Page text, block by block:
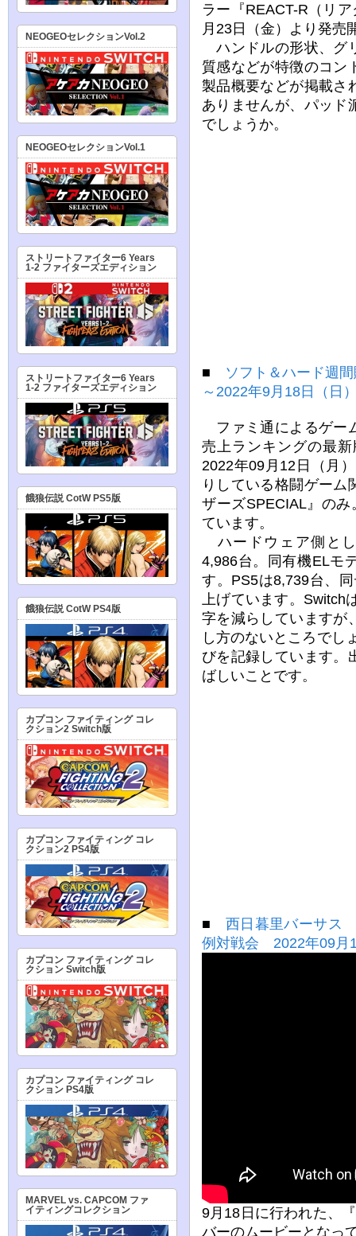
ラー『REACT-R（リ
月23日（金）より発売
ハンドルの形状、グ
質感などが特徴のコン
製品概要などが掲載さ
ありませんが、パッド
でしょうか。
■ ソフト＆ハード週
～2022年9月18日（日
ファミ通によるゲー
売上ランキングの最
2022年09月12日（月
りしている格闘ゲーム
ザーズSPECIAL』の
ています。
ハードウェア側と
4,986台。同有機ELモ
す。PS5は8,739台、
上げています。
字を減らしていますが
し方のないところでし
びを記録しています。
ばしいことです。
■ 西日暮里バーサス
例対戦会 2022年09月
9月18日に行われた、
バーのムービーとなっ
NEOGEOセレクションVol.2
NEOGEOセレクションVol.1
ストリートファイター6 Years
1-2 ファイターズエディション
ストリートファイター6 Years
1-2 ファイターズエディション
餓狼伝説 CotW PS5版
餓狼伝説 CotW PS4版
カプコン ファイティング コレ
クション2 Switch版
カプコン ファイティング コレ
クション2 PS4版
カプコン ファイティング コレ
クション Switch版
カプコン ファイティング コレ
クション PS4版
MARVEL vs. CAPCOM ファ
イティングコレクション